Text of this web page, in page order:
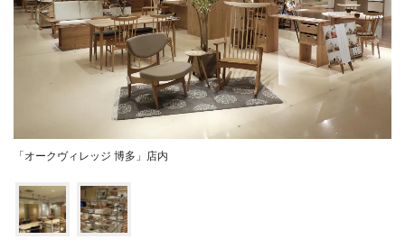
「オークヴィレッジ 博多」店内